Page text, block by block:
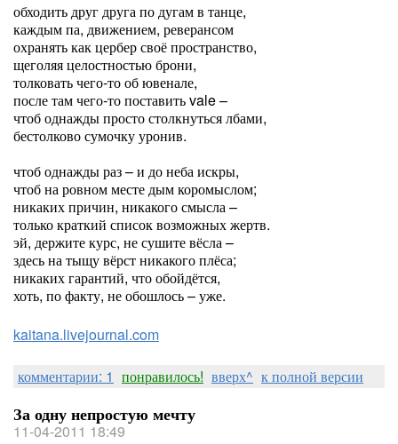
обходить друг друга по дугам в танце,
каждым па, движением, реверансом
охранять как цербер своё пространство,
щеголяя целостностью брони,
толковать чего-то об ювенале,
после там чего-то поставить vale –
чтоб однажды просто столкнуться лбами,
бестолково сумочку уронив.
чтоб однажды раз – и до неба искры,
чтоб на ровном месте дым коромыслом;
никаких причин, никакого смысла –
только краткий список возможных жертв.
эй, держите курс, не сушите вёсла –
здесь на тыщу вёрст никакого плёса;
никаких гарантий, что обойдётся,
хоть, по факту, не обошлось – уже.
kaitana.livejournal.com
комментарии: 1 понравилось! вверх^ к полной версии
За одну непростую мечту
11-04-2011 18:49